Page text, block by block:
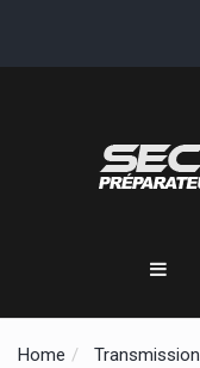
Home Transmission